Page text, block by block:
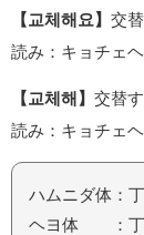
【교체해요】 交
読み：キョチェヘ
【교체해】 交替
読み：キョチェヘ
ハムニダ体：
ヘヨ体 ：丁